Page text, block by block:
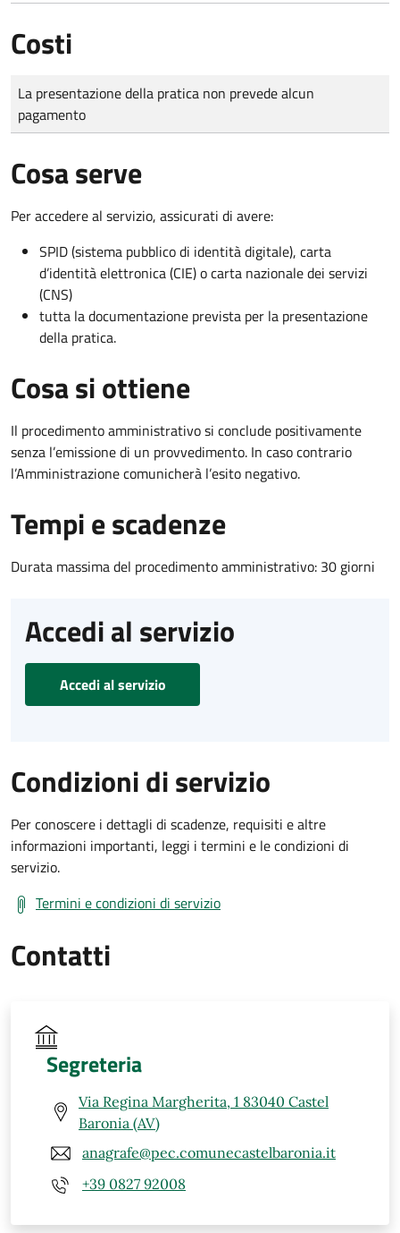
Costi
Tipo di pagamento
Importo
La presentazione della pratica non prevede alcun
pagamento
Cosa serve
Per accedere al servizio, assicurati di avere:
SPID (sistema pubblico di identità digitale), carta
d’identità elettronica (CIE) o carta nazionale dei servizi
(CNS)
tutta la documentazione prevista per la presentazione
della pratica.
Cosa si ottiene
Il procedimento amministrativo si conclude positivamente
senza l’emissione di un provvedimento. In caso contrario
l’Amministrazione comunicherà l’esito negativo.
Tempi e scadenze
Durata massima del procedimento amministrativo: 30 giorni
Accedi al servizio
Accedi al servizio
Condizioni di servizio
Per conoscere i dettagli di scadenze, requisiti e altre
informazioni importanti, leggi i termini e le condizioni di
servizio.
Termini e condizioni di servizio
Contatti
Segreteria
Via Regina Margherita, 1 83040 Castel
Baronia (AV)
anagrafe@pec.comunecastelbaronia.it
+39 0827 92008